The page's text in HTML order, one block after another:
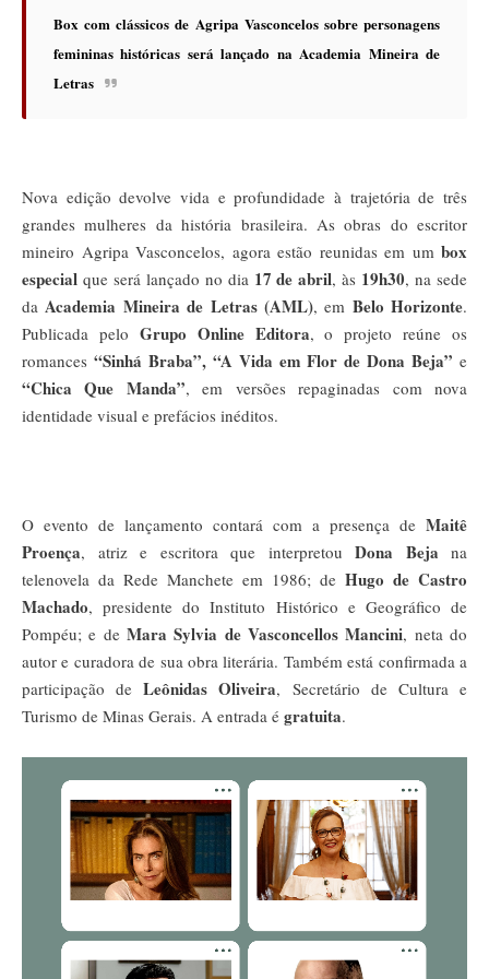
Box com clássicos de Agripa Vasconcelos sobre personagens
femininas históricas será lançado na Academia Mineira de
Letras
Nova edição devolve vida e profundidade à trajetória de três
grandes mulheres da história brasileira. As obras do escritor
mineiro Agripa Vasconcelos, agora estão reunidas em um box
especial que será lançado no dia 17 de abril, às 19h30, na sede
daAcademia Mineira de Letras (AML), em Belo Horizonte.
Publicada pelo Grupo Online Editora, o projeto reúne os
romances “Sinhá Braba”, “A Vida em Flor de Dona Beja” e
“Chica Que Manda”, em versões repaginadas com nova
identidade visual e prefácios inéditos.
O evento de lançamento contará com a presença de Maitê
Proença, atriz e escritora que interpretou Dona Beja na
telenovela da Rede Manchete em 1986; de Hugo de Castro
Machado, presidente do Instituto Histórico e Geográfico de
Pompéu; e de Mara Sylvia de Vasconcellos Mancini, neta do
autor e curadora de sua obra literária. Também está confirmada a
participação deLeônidas Oliveira, Secretário de Cultura e
Turismo de Minas Gerais. A entrada é gratuita.